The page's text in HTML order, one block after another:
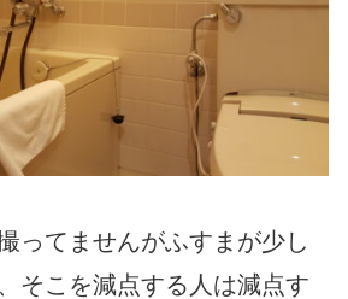
ってませんがふすまが少し
そこを減点する人は減点す